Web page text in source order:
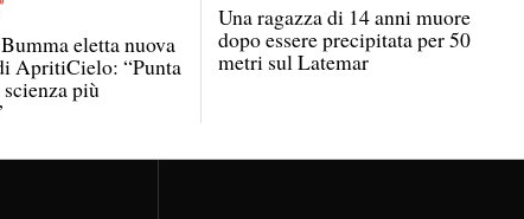
eletta nuova
ApritiCielo: “Punta
più
Una ragazza di 14 anni muore
dopo essere precipitata per 50
metri sul Latemar